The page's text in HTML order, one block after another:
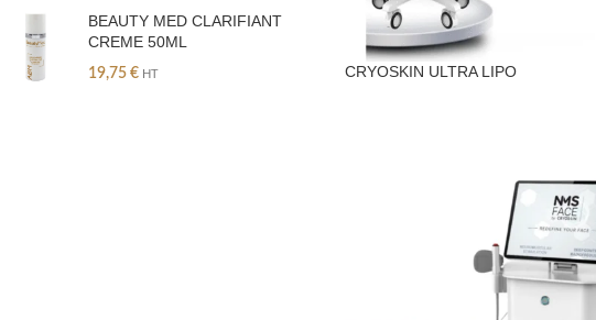
BEAUTY MED CLARIFIANT
CREME 50ML
19,75 € HT CRYOSKIN ULTRA LIPO